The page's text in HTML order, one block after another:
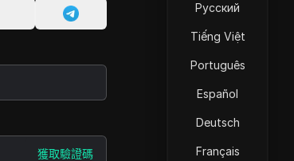
Русский
Tiếng Việt
Português
Español
Deutsch
Français
獲取驗證碼